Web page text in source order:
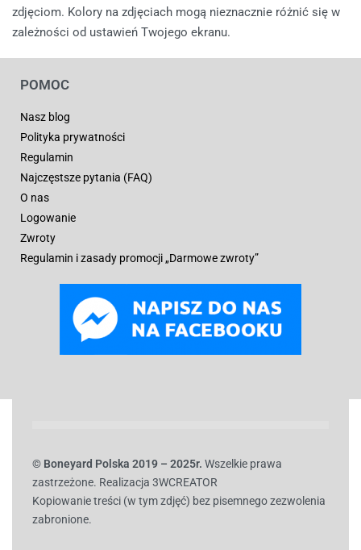
zdjęciom. Kolory na zdjęciach mogą nieznacznie różnić się w
zależności od ustawień Twojego ekranu.
POMOC
Nasz blog
Polityka prywatności
Regulamin
Najczęstsze pytania (FAQ)
O nas
Logowanie
Zwroty
Regulamin i zasady promocji „Darmowe zwroty”
© Boneyard Polska 2019 – 2025r. Wszelkie prawa
zastrzeżone. Realizacja 3WCREATOR
Kopiowanie treści (w tym zdjęć) bez pisemnego zezwolenia
zabronione.